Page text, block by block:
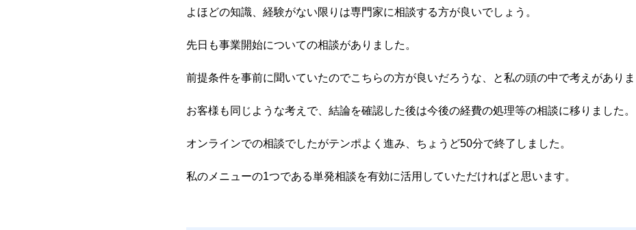
よほどの知識、経験がない限りは専門家に相談する方が良いでしょう。
先日も事業開始についての相談がありました。
前提条件を事前に聞いていたのでこちらの方が良いだろうな、と私の頭の中で考えがありま
お客様も同じような考えで、結論を確認した後は今後の経費の処理等の相談に移りました。
オンラインでの相談でしたがテンポよく進み、ちょうど50分で終了しました。
私のメニューの1つである単発相談を有効に活用していただければと思います。